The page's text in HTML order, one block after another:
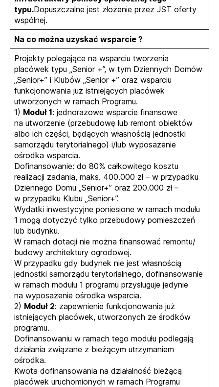
typu.Dopuszczalne jest złożenie przez JST oferty
wspólnej.
Na co można uzyskać wsparcie ?
Projekty polegające na wsparciu tworzenia
placówek typu „Senior +”, w tym Dziennych Domów
„Senior+” i Klubów „Senior +” oraz wsparciu
funkcjonowania już istniejących placówek
utworzonych w ramach Programu.
1) Moduł 1: jednorazowe wsparcie finansowe
na utworzenie (przebudowę lub remont obiektów
albo ich części, będących własnością jednostki
samorządu terytorialnego) i/lub wyposażenie
ośrodka wsparcia.
Dofinansowanie: do 80% całkowitego kosztu
realizacji zadania, maks. 400.000 zł – w przypadku
Dziennego Domu „Senior+” oraz 200.000 zł –
w przypadku Klubu „Senior+”.
Wydatki inwestycyjne poniesione w ramach modułu
1 mogą dotyczyć tylko przebudowy pomieszczeń
lub budynku.
W ramach dotacji nie można finansować remontu/
budowy architektury ogrodowej.
W przypadku gdy budynek nie jest własnością
jednostki samorządu terytorialnego, dofinansowanie
w ramach modułu 1 programu przysługuje jedynie
na wyposażenie ośrodka wsparcia.
2) Moduł 2: zapewnienie funkcjonowania już
istniejących placówek, utworzonych ze środków
programu.
Dofinansowaniu w ramach tego modułu podlegają
działania związane z bieżącym utrzymaniem
ośrodka.
Kwota dofinansowania na działalność bieżącą
placówek uruchomionych w ramach Programu